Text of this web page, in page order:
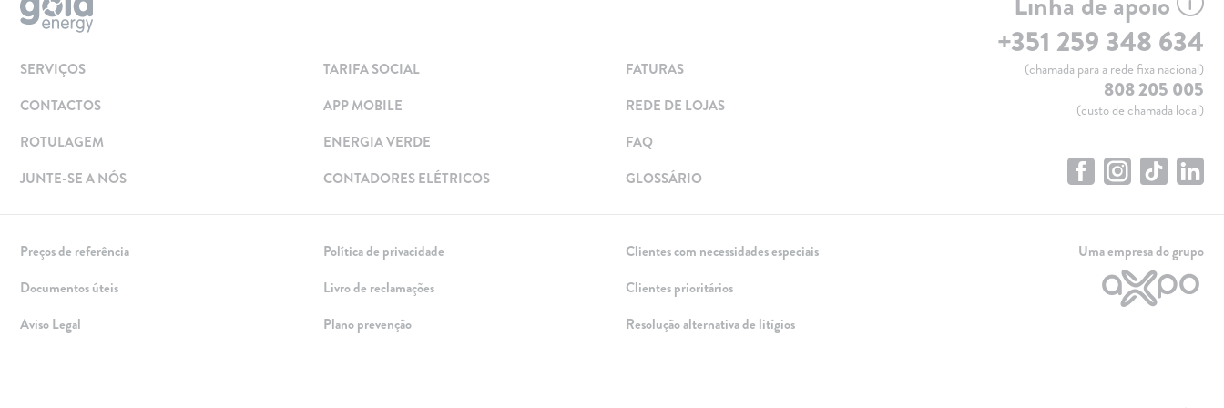
Solar
Painéis Solares
Excedentes de Produção
Energia verde
Mobilidade Elétrica
Carregar em Casa
Empresas
Rede de lojas
Leituras
SERVIÇOS
CONTACTOS
ROTULAGEM
JUNTE-SE A NÓS
TARIFA SOCIAL
APP MOBILE
ENERGIA VERDE
CONTADORES ELÉTRICOS
FATURAS
REDE DE LOJAS
FAQ
GLOSSÁRIO
+351 259 348 634
(chamada para a rede fixa nacional)
808 205 005
(custo de chamada local)
Preços de referência
Documentos úteis
Aviso Legal
Política de privacidade
Livro de reclamações
Plano prevenção
Clientes com necessidades especiais
Clientes prioritários
Resolução alternativa de litígios
Uma empresa do grupo